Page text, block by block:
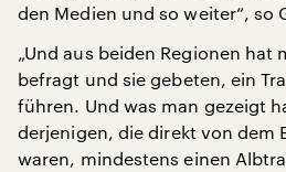
den Medien und so weiter“, so
„Und aus beiden Regionen hat
befragt und sie gebeten, ein
führen. Und was man gezeigt
derjenigen, die direkt von dem
waren, mindestens einen